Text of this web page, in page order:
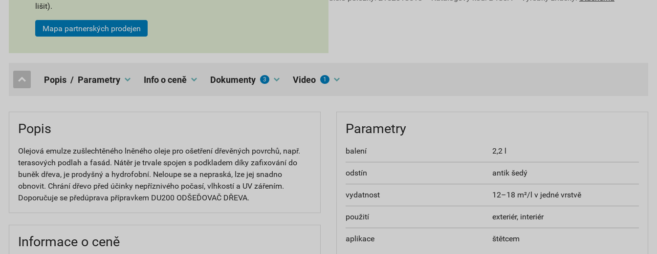
lišit).
Mapa partnerských prodejen
popis / Parametry Info o ceně dokumenty 3 Video 1
Popis
Olejová emulze zušlechtěného lněného oleje pro ošetření dřevěných povrchů, např.
terasových podlah a fasád. Nátěr je trvale spojen s podkladem díky zafixování do
buněk dřeva, je prodyšný a hydrofobní. Neloupe se a nepraská, lze jej snadno
obnovit. Chrání dřevo před účinky nepříznivého počasí, vlhkostí a UV zářením.
Doporučuje se předúprava přípravkem DU200 ODŠEĎOVAČ DŘEVA.
Informace o ceně
Parametry
balení 2,2 l
odstín antik šedý
vydatnost 12–18 m²/l v jedné vrstvě
použití exteriér, interiér
aplikace štětcem